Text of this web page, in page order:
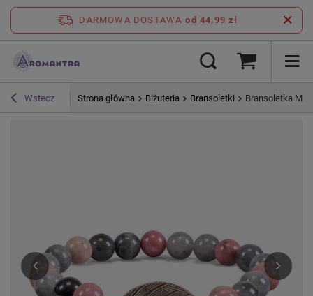
DARMOWA DOSTAWA od 44,99 zł
Wstecz Strona główna Biżuteria Bransoletki Bransoletka